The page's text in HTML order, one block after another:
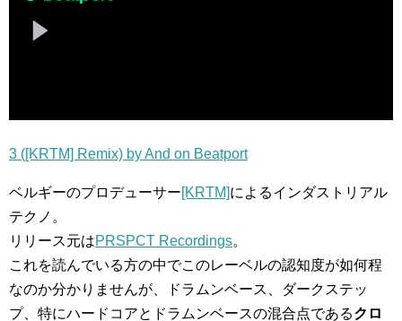
3 ([KRTM] Remix) by And on Beatport
ベルギーのプロデューサー[KRTM]によるインダストリアル
テクノ。
リリース元はPRSPCT Recordings。
これを読んでいる方の中でこのレーベルの認知度が如何程
なのか分かりませんが、ドラムンベース、ダークステッ
プ、特にハードコアとドラムンベースの混合点であるクロ